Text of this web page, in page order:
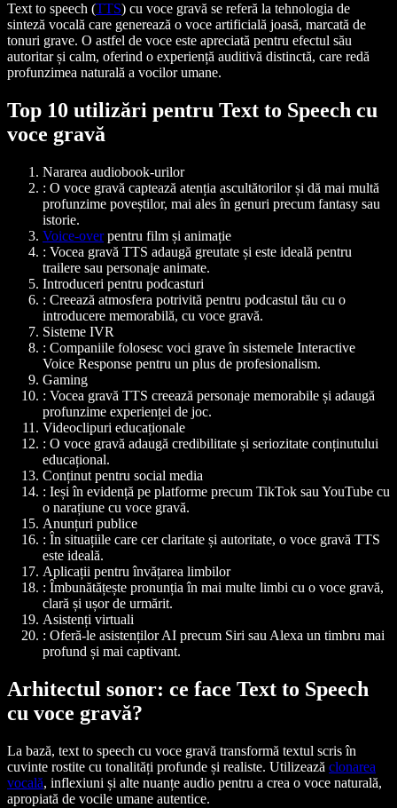
Text to speech (TTS) cu voce gravă se referă la tehnologia de
sinteză vocală care generează o voce artificială joasă, marcată de
tonuri grave. O astfel de voce este apreciată pentru efectul său
autoritar și calm, oferind o experiență auditivă distinctă, care redă
profunzimea naturală a vocilor umane.
Top 10 utilizări pentru Text to Speech cu
voce gravă
Nararea audiobook-urilor
: O voce gravă captează atenția ascultătorilor și dă mai multă
profunzime poveștilor, mai ales în genuri precum fantasy sau
istorie.
Voice-overpentru film și animație
: Vocea gravă TTS adaugă greutate și este ideală pentru
trailere sau personaje animate.
Introduceri pentru podcasturi
: Creează atmosfera potrivită pentru podcastul tău cu o
introducere memorabilă, cu voce gravă.
Sisteme IVR
: Companiile folosesc voci grave în sistemele Interactive
Voice Response pentru un plus de profesionalism.
Gaming
: Vocea gravă TTS creează personaje memorabile și adaugă
profunzime experienței de joc.
Videoclipuri educaționale
: O voce gravă adaugă credibilitate și seriozitate conținutului
educațional.
Conținut pentru social media
: Ieși în evidență pe platforme precum TikTok sau YouTube cu
o narațiune cu voce gravă.
Anunțuri publice
: În situațiile care cer claritate și autoritate, o voce gravă TTS
este ideală.
Aplicații pentru învățarea limbilor
: Îmbunătățește pronunția în mai multe limbi cu o voce gravă,
clară și ușor de urmărit.
Asistenți virtuali
: Oferă-le asistenților AI precum Siri sau Alexa un timbru mai
profund și mai captivant.
Arhitectul sonor: ce face Text to Speech
cu voce gravă?
La bază, text to speech cu voce gravă transformă textul scris în
cuvinte rostite cu tonalități profunde și realiste. Utilizează clonarea
vocală, inflexiuni și alte nuanțe audio pentru a crea o voce naturală,
apropiată de vocile umane autentice.